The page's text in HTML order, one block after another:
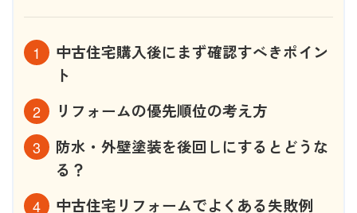
中古住宅購入後にまず確認すべきポイン
ト
リフォームの優先順位の考え方
防水・外壁塗装を後回しにするとどうな
る？
中古住宅リフォームでよくある失敗例